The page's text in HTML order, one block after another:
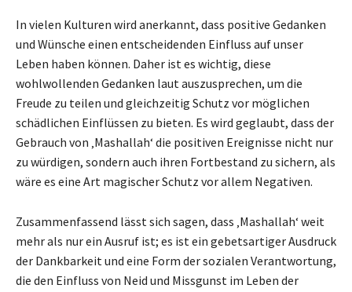
In vielen Kulturen wird anerkannt, dass positive Gedanken
und Wünsche einen entscheidenden Einfluss auf unser
Leben haben können. Daher ist es wichtig, diese
wohlwollenden Gedanken laut auszusprechen, um die
Freude zu teilen und gleichzeitig Schutz vor möglichen
schädlichen Einflüssen zu bieten. Es wird geglaubt, dass der
Gebrauch von ‚Mashallah‘ die positiven Ereignisse nicht nur
zu würdigen, sondern auch ihren Fortbestand zu sichern, als
wäre es eine Art magischer Schutz vor allem Negativen.
Zusammenfassend lässt sich sagen, dass ‚Mashallah‘ weit
mehr als nur ein Ausruf ist; es ist ein gebetsartiger Ausdruck
der Dankbarkeit und eine Form der sozialen Verantwortung,
die den Einfluss von Neid und Missgunst im Leben der